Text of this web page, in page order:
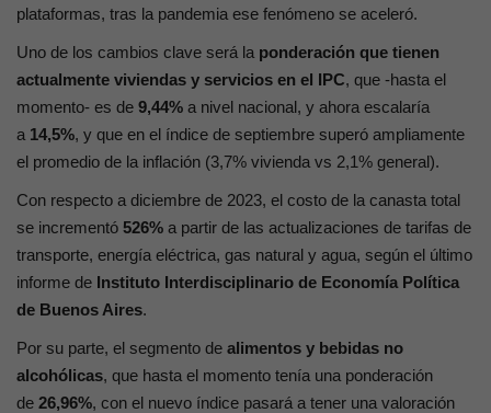
plataformas, tras la pandemia ese fenómeno se aceleró.
Uno de los cambios clave será la ponderación que tienen
actualmente viviendas y servicios en el IPC, que -hasta el
momento- es de 9,44% a nivel nacional, y ahora escalaría
a 14,5%, y que en el índice de septiembre superó ampliamente
el promedio de la inflación (3,7% vivienda vs 2,1% general).
Con respecto a diciembre de 2023, el costo de la canasta total
se incrementó 526% a partir de las actualizaciones de tarifas de
transporte, energía eléctrica, gas natural y agua, según el último
informe de Instituto Interdisciplinario de Economía Política
de Buenos Aires.
Por su parte, el segmento de alimentos y bebidas no
alcohólicas, que hasta el momento tenía una ponderación
de 26,96%, con el nuevo índice pasará a tener una valoración